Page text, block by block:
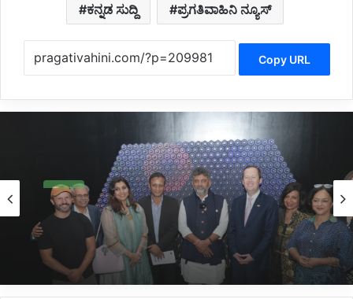
ಕನ್ನಡ ಸುದ್ದಿ ಪ್ರಗತಿವಾಹಿನಿ ನ್ಯೂಸ್
Copy URL
Tech
20 hours ago
‘ಕ್ವಾಂಟಮ್’ ತಂತ್ರಜ್ಞಾನದಲ್ಲಿ ಕರ್ನಾಟಕ ಮುಂಚೂಣಿ:
ಬೆಂಗಳೂರಿಗೆ ಪೂರ್ಣ ಪ್ರಮಾಣದ ಅಮೆರಿಕ ಕಾನ್ಸುಲೇಟ್
ಅಗತ್ಯ: ಸಿಎಂ ಡಿ.ಕೆ.ಶಿವಕುಮಾರ್